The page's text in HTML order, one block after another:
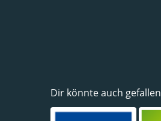
Dir könnte auch gefallen